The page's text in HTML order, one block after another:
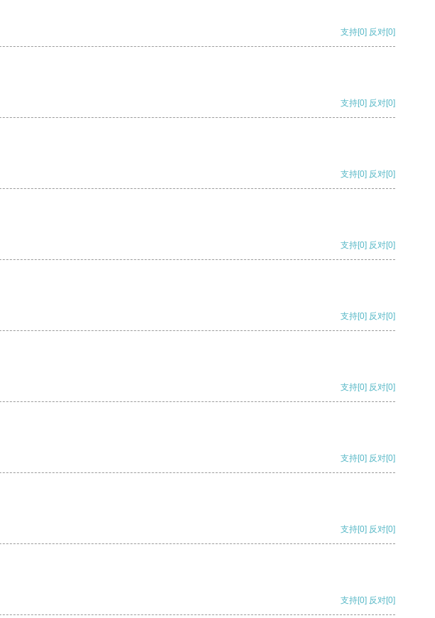
支持[0] 反对[0]
支持[0] 反对[0]
支持[0] 反对[0]
支持[0] 反对[0]
支持[0] 反对[0]
支持[0] 反对[0]
支持[0] 反对[0]
支持[0] 反对[0]
支持[0] 反对[0]